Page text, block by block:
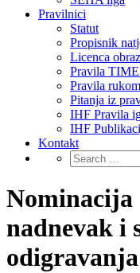
Pravilnici
Statut
Propisnik
Licenca
Pravila
Pravila
Pitanja iz
IHF Pravila
IHF
Kontakt
Nominacija
nadnevak i
odigravanja